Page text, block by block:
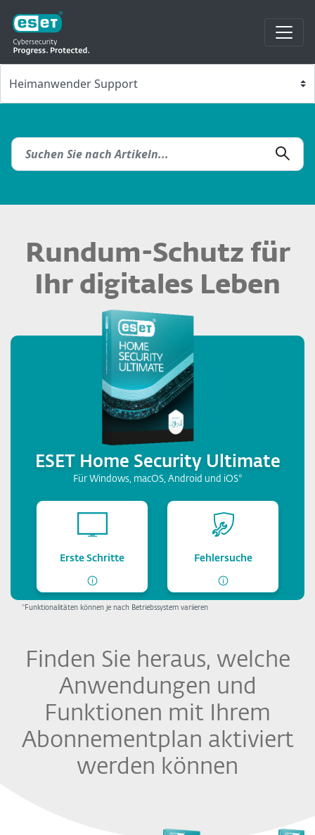
Rundum-Schutz für
Ihr digitales Leben
ESET Home Security Ultimate
Für Windows, macOS, Android und iOS*
Erste Schritte Fehlersuche
*Funktionalitäten können je nach Betriebssystem variieren
Finden Sie heraus, welche
Anwendungen und
Funktionen mit Ihrem
Abonnementplan aktiviert
werden können